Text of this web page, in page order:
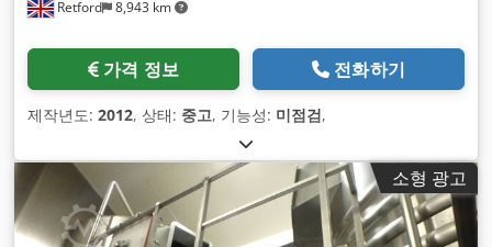
Retford 8,943 km
가격 정보 전화하기
제작년도: 2012, 상태: 중고, 기능성: 미점검,
소형 광고